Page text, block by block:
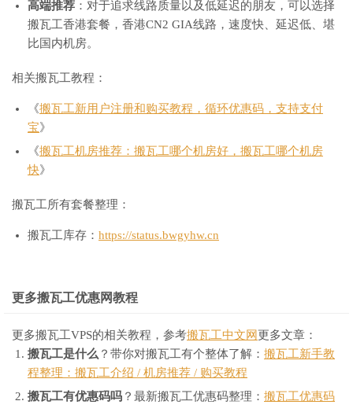
高端推荐 ：对于追求线路质量以及低延迟的朋友，可以选择
搬瓦工香港套餐，香港CN2 GIA线路，速度快、延迟低、堪
比国内机房。
相关搬瓦工教程：
《搬瓦工新用户注册和购买教程，循环优惠码，支持支付
宝》
《搬瓦工机房推荐：搬瓦工哪个机房好，搬瓦工哪个机房
快》
搬瓦工所有套餐整理：
搬瓦工库存： https://status.bwgyhw.cn
更多搬瓦工优惠网教程
更多搬瓦工VPS的相关教程，参考搬瓦工中文网 更多文章：
搬瓦工是什么 ？带你对搬瓦工有个整体了解： 搬瓦工新手教
程整理：搬瓦工介绍 / 机房推荐 / 购买教程
搬瓦工有优惠码吗 ？最新搬瓦工优惠码整理： 搬瓦工优惠码